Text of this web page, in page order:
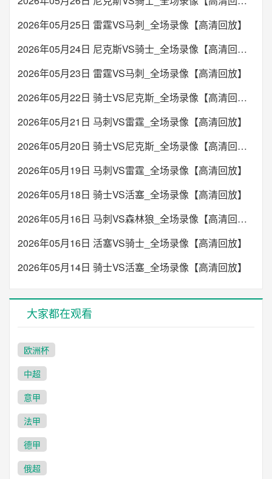
2026年05月25日 雷霆VS马刺_全场录像【高清回放】
2026年05月24日 尼克斯VS骑士_全场录像【高清回放】
2026年05月23日 雷霆VS马刺_全场录像【高清回放】
2026年05月22日 骑士VS尼克斯_全场录像【高清回放】
2026年05月21日 马刺VS雷霆_全场录像【高清回放】
2026年05月20日 骑士VS尼克斯_全场录像【高清回放】
2026年05月19日 马刺VS雷霆_全场录像【高清回放】
2026年05月18日 骑士VS活塞_全场录像【高清回放】
2026年05月16日 马刺VS森林狼_全场录像【高清回放】
2026年05月16日 活塞VS骑士_全场录像【高清回放】
2026年05月14日 骑士VS活塞_全场录像【高清回放】
大家都在观看
欧洲杯
中超
意甲
法甲
德甲
俄超